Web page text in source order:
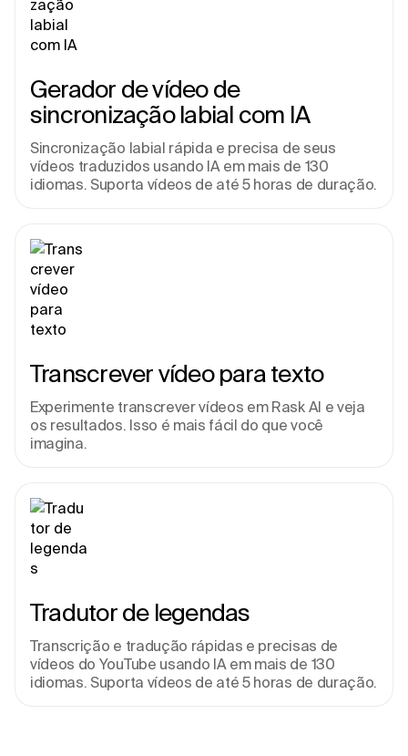
Gerador de vídeo de
sincronização labial com IA
Sincronização labial rápida e precisa de seus
vídeos traduzidos usando IA em mais de 130
idiomas. Suporta vídeos de até 5 horas de duração.
Transcrever vídeo para texto
Experimente transcrever vídeos em Rask AI e veja
os resultados. Isso é mais fácil do que você
imagina.
Tradutor de legendas
Transcrição e tradução rápidas e precisas de
vídeos do YouTube usando IA em mais de 130
idiomas. Suporta vídeos de até 5 horas de duração.